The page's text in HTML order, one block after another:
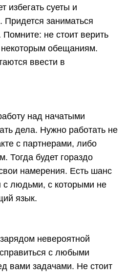
избегать суеты и
заниматься
не стоит верить
обещаниям.
ввести в
над начатыми
дела. Нужно работать не
с партнерами, либо
Тогда будет гораздо
намерения. Есть шанс
с людьми, с которыми не
язык.
невероятной
с любыми
вами задачами. Не стоит